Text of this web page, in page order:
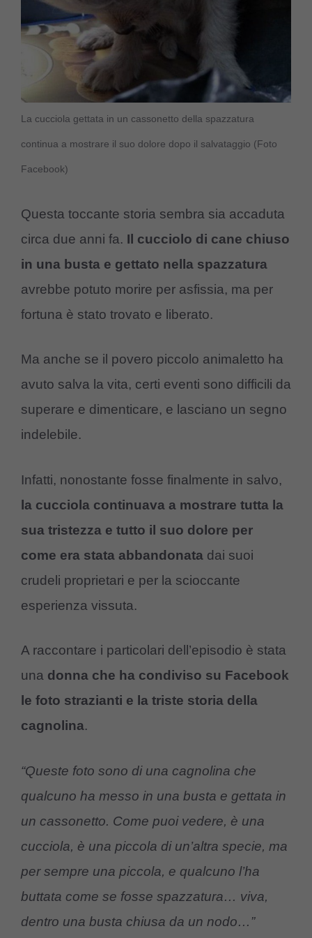
La cucciola gettata in un cassonetto della spazzatura
continua a mostrare il suo dolore dopo il salvataggio (Foto
Facebook)
Questa toccante storia sembra sia accaduta
circa due anni fa. Il cucciolo di cane chiuso
in una busta e gettato nella spazzatura
avrebbe potuto morire per asfissia, ma per
fortuna è stato trovato e liberato.
Ma anche se il povero piccolo animaletto ha
avuto salva la vita, certi eventi sono difficili da
superare e dimenticare, e lasciano un segno
indelebile.
Infatti, nonostante fosse finalmente in salvo,
la cucciola continuava a mostrare tutta la
sua tristezza e tutto il suo dolore per
come era stata abbandonata dai suoi
crudeli proprietari e per la scioccante
esperienza vissuta.
A raccontare i particolari dell’episodio è stata
una donna che ha condiviso su Facebook
le foto strazianti e la triste storia della
cagnolina.
“Queste foto sono di una cagnolina che
qualcuno ha messo in una busta e gettata in
un cassonetto. Come puoi vedere, è una
cucciola, è una piccola di un’altra specie, ma
per sempre una piccola, e qualcuno l’ha
buttata come se fosse spazzatura… viva,
dentro una busta chiusa da un nodo…”